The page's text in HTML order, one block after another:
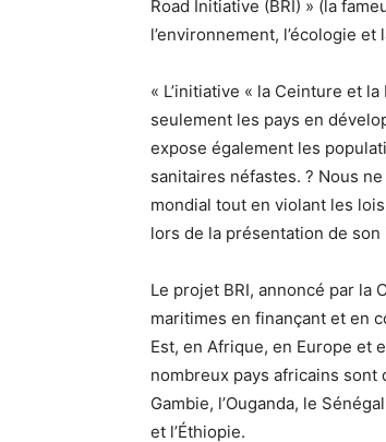
Road Initiative (BRI) » (la
l’environnement, l’écologie
« L’initiative « la Ceinture et
seulement les pays en
expose également les
sanitaires néfastes. ? Nous
mondial tout en violant les
lors de la présentation de
Le projet BRI, annoncé par la
maritimes en finançant et en
Est, en Afrique, en Europe et
nombreux pays africains sont
Gambie, l’Ouganda, le
et l’Éthiopie.